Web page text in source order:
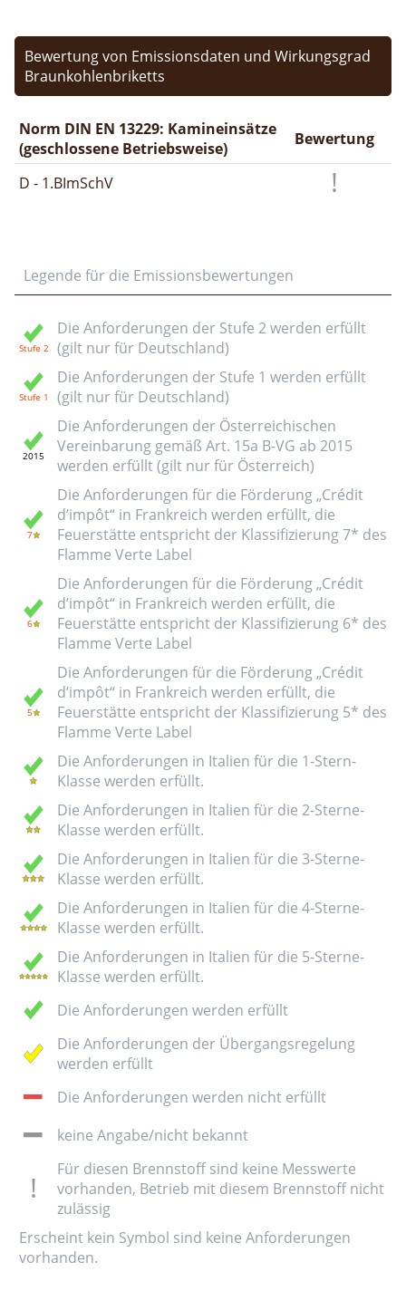
Bewertung von Emissionsdaten und Wirkungsgrad
Braunkohlenbriketts
Norm DIN EN 13229: Kamineinsätze
(geschlossene Betriebsweise)
Bewertung
D - 1.BImSchV
Legende für die Emissionsbewertungen
Die Anforderungen der Stufe 2 werden erfüllt
(gilt nur für Deutschland)
Die Anforderungen der Stufe 1 werden erfüllt
(gilt nur für Deutschland)
Die Anforderungen der Österreichischen
Vereinbarung gemäß Art. 15a B-VG ab 2015
werden erfüllt (gilt nur für Österreich)
Die Anforderungen für die Förderung „Crédit
d’impôt“ in Frankreich werden erfüllt, die
Feuerstätte entspricht der Klassifizierung 7* des
Flamme Verte Label
Die Anforderungen für die Förderung „Crédit
d’impôt“ in Frankreich werden erfüllt, die
Feuerstätte entspricht der Klassifizierung 6* des
Flamme Verte Label
Die Anforderungen für die Förderung „Crédit
d’impôt“ in Frankreich werden erfüllt, die
Feuerstätte entspricht der Klassifizierung 5* des
Flamme Verte Label
Die Anforderungen in Italien für die 1-Stern-
Klasse werden erfüllt.
Die Anforderungen in Italien für die 2-Sterne-
Klasse werden erfüllt.
Die Anforderungen in Italien für die 3-Sterne-
Klasse werden erfüllt.
Die Anforderungen in Italien für die 4-Sterne-
Klasse werden erfüllt.
Die Anforderungen in Italien für die 5-Sterne-
Klasse werden erfüllt.
Die Anforderungen werden erfüllt
Die Anforderungen der Übergangsregelung
werden erfüllt
Die Anforderungen werden nicht erfüllt
keine Angabe/nicht bekannt
Für diesen Brennstoff sind keine Messwerte
vorhanden, Betrieb mit diesem Brennstoff nicht
zulässig
Erscheint kein Symbol sind keine Anforderungen
vorhanden.